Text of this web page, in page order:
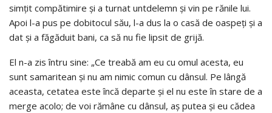
simţit compătimire şi a turnat untdelemn şi vin pe rănile lui.
Apoi l-a pus pe dobitocul său, l-a dus la o casă de oaspeţi şi a
dat şi a făgăduit bani, ca să nu fie lipsit de grijă.
El n-a zis întru sine: „Ce treabă am eu cu omul acesta, eu
sunt samaritean şi nu am nimic comun cu dânsul. Pe lângă
aceasta, cetatea este încă departe şi el nu este în stare de a
merge acolo; de voi rămâne cu dânsul, aş putea şi eu cădea